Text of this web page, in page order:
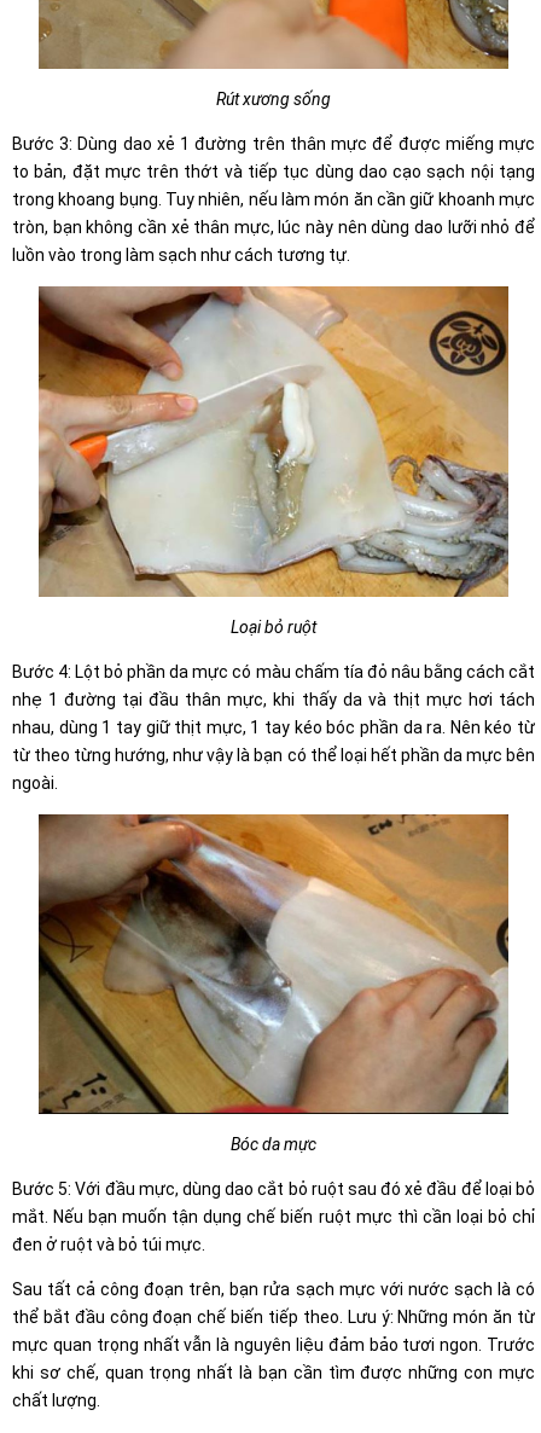
Rút xương sống
Bước 3: Dùng dao xẻ 1 đường trên thân mực để được miếng mực
to bản, đặt mực trên thớt và tiếp tục dùng dao cạo sạch nội tạng
trong khoang bụng. Tuy nhiên, nếu làm món ăn cần giữ khoanh mực
tròn, bạn không cần xẻ thân mực, lúc này nên dùng dao lưỡi nhỏ để
luồn vào trong làm sạch như cách tương tự.
Loại bỏ ruột
Bước 4: Lột bỏ phần da mực có màu chấm tía đỏ nâu bằng cách cắt
nhẹ 1 đường tại đầu thân mực, khi thấy da và thịt mực hơi tách
nhau, dùng 1 tay giữ thịt mực, 1 tay kéo bóc phần da ra. Nên kéo từ
từ theo từng hướng, như vậy là bạn có thể loại hết phần da mực bên
ngoài.
Bóc da mực
Bước 5: Với đầu mực, dùng dao cắt bỏ ruột sau đó xẻ đầu để loại bỏ
mắt. Nếu bạn muốn tận dụng chế biến ruột mực thì cần loại bỏ chỉ
đen ở ruột và bỏ túi mực.
Sau tất cả công đoạn trên, bạn rửa sạch mực với nước sạch là có
thể bắt đầu công đoạn chế biến tiếp theo. Lưu ý: Những món ăn từ
mực quan trọng nhất vẫn là nguyên liệu đảm bảo tươi ngon. Trước
khi sơ chế, quan trọng nhất là bạn cần tìm được những con mực
chất lượng.